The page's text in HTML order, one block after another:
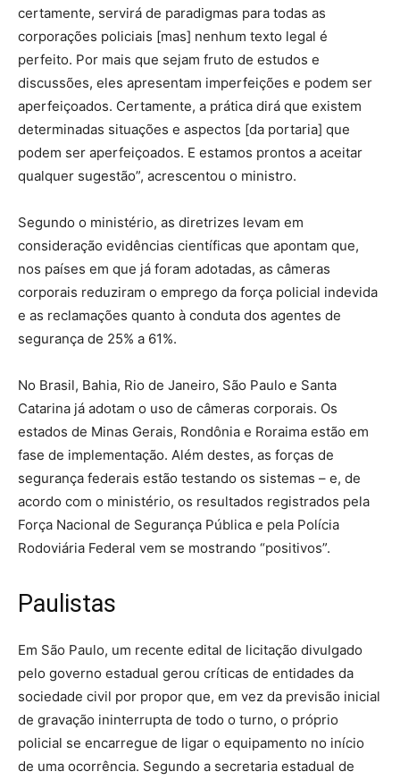
certamente, servirá de paradigmas para todas as
corporações policiais [mas] nenhum texto legal é
perfeito. Por mais que sejam fruto de estudos e
discussões, eles apresentam imperfeições e podem ser
aperfeiçoados. Certamente, a prática dirá que existem
determinadas situações e aspectos [da portaria] que
podem ser aperfeiçoados. E estamos prontos a aceitar
qualquer sugestão”, acrescentou o ministro.
Segundo o ministério, as diretrizes levam em
consideração evidências científicas que apontam que,
nos países em que já foram adotadas, as câmeras
corporais reduziram o emprego da força policial indevida
e as reclamações quanto à conduta dos agentes de
segurança de 25% a 61%.
No Brasil, Bahia, Rio de Janeiro, São Paulo e Santa
Catarina já adotam o uso de câmeras corporais. Os
estados de Minas Gerais, Rondônia e Roraima estão em
fase de implementação. Além destes, as forças de
segurança federais estão testando os sistemas – e, de
acordo com o ministério, os resultados registrados pela
Força Nacional de Segurança Pública e pela Polícia
Rodoviária Federal vem se mostrando “positivos”.
Paulistas
Em São Paulo, um recente edital de licitação divulgado
pelo governo estadual gerou críticas de entidades da
sociedade civil por propor que, em vez da previsão inicial
de gravação ininterrupta de todo o turno, o próprio
policial se encarregue de ligar o equipamento no início
de uma ocorrência. Segundo a secretaria estadual de